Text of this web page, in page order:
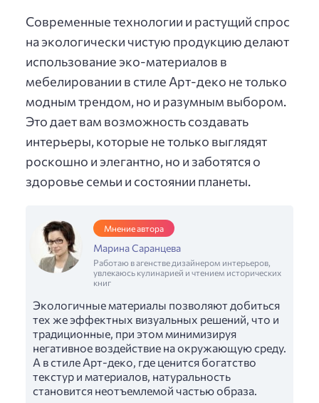
Современные технологии и растущий спрос
на экологически чистую продукцию делают
использование эко-материалов в
мебелировании в стиле Арт-деко не только
модным трендом, но и разумным выбором.
Это дает вам возможность создавать
интерьеры, которые не только выглядят
роскошно и элегантно, но и заботятся о
здоровье семьи и состоянии планеты.
Мнение автора
Марина Саранцева
Работаю в агенстве дизайнером интерьеров,
увлекаюсь кулинарией и чтением исторических
книг
Экологичные материалы позволяют добиться
тех же эффектных визуальных решений, что и
традиционные, при этом минимизируя
негативное воздействие на окружающую среду.
А в стиле Арт-деко, где ценится богатство
текстур и материалов, натуральность
становится неотъемлемой частью образа.